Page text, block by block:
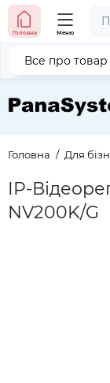
Головна Меню
Головна Для
IP-
NV200K/G
Все про товар